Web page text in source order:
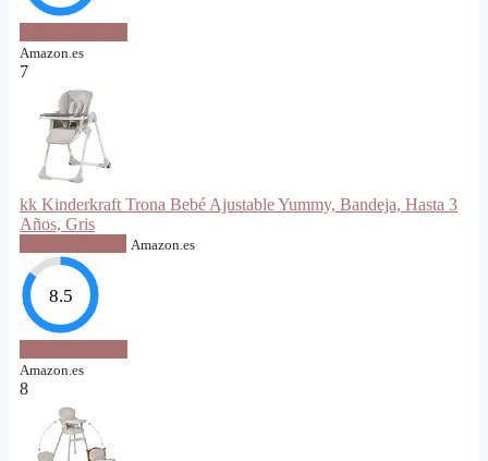
Amazon.es
7
kk Kinderkraft Trona Bebé Ajustable Yummy, Bandeja, Hasta 3
Años, Gris
Amazon.es
8.5
Amazon.es
8